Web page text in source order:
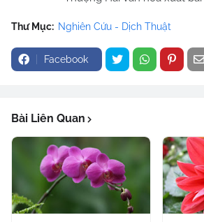
Thư Mục: Nghiên Cứu - Dịch Thuật
Facebook
Bài Liên Quan